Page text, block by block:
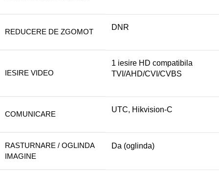
REDUCERE DE ZGOMOT
DNR
IESIRE VIDEO
1 iesire HD compatibila
TVI/AHD/CVI/CVBS
COMUNICARE
UTC, Hikvision-C
RASTURNARE / OGLINDA
IMAGINE
Da (oglinda)